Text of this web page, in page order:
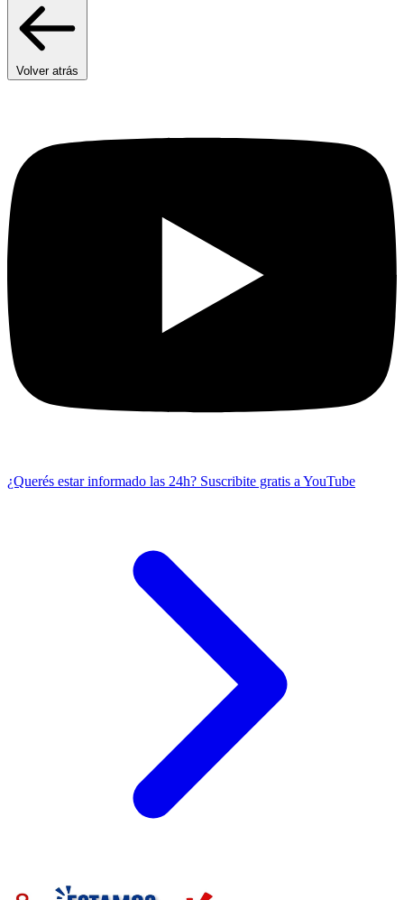
Volver atrás
¿Querés estar informado las 24h? Suscribite gratis a YouTube